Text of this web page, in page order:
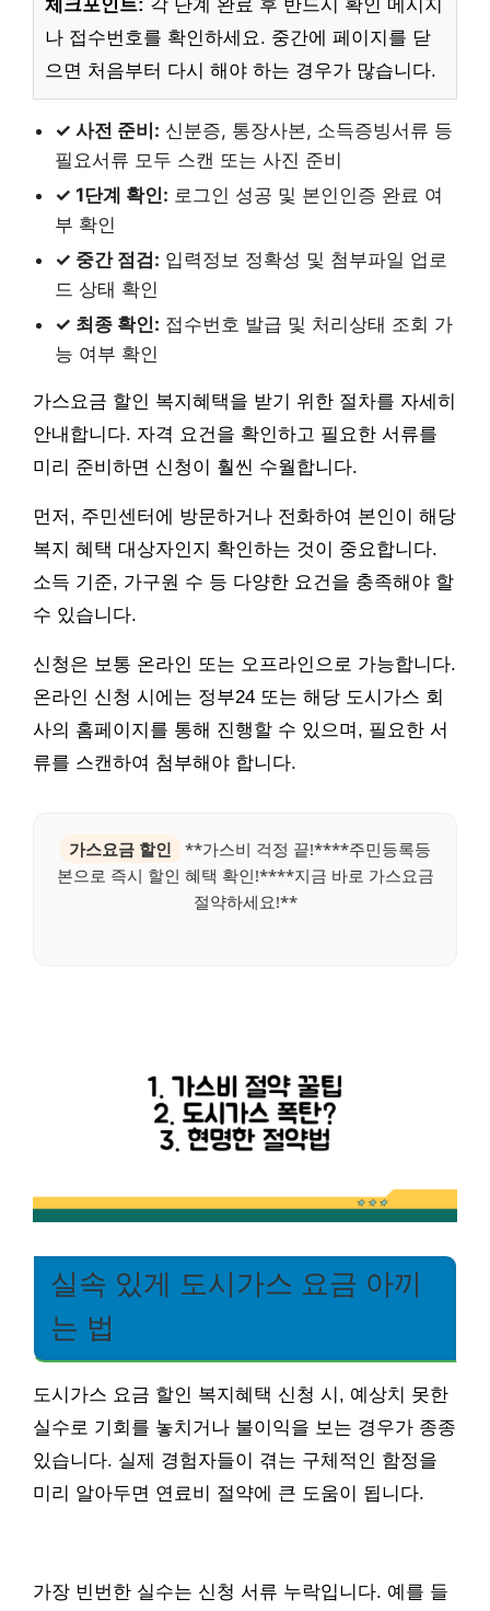
체크포인트: 각 단계 완료 후 반드시 확인 메시지
나 접수번호를 확인하세요. 중간에 페이지를 닫
으면 처음부터 다시 해야 하는 경우가 많습니다.
✓ 사전 준비: 신분증, 통장사본, 소득증빙서류 등
필요서류 모두 스캔 또는 사진 준비
✓ 1단계 확인: 로그인 성공 및 본인인증 완료 여
부 확인
✓ 중간 점검: 입력정보 정확성 및 첨부파일 업로
드 상태 확인
✓ 최종 확인: 접수번호 발급 및 처리상태 조회 가
능 여부 확인
가스요금 할인 복지혜택을 받기 위한 절차를 자세히
안내합니다. 자격 요건을 확인하고 필요한 서류를
미리 준비하면 신청이 훨씬 수월합니다.
먼저, 주민센터에 방문하거나 전화하여 본인이 해당
복지 혜택 대상자인지 확인하는 것이 중요합니다.
소득 기준, 가구원 수 등 다양한 요건을 충족해야 할
수 있습니다.
신청은 보통 온라인 또는 오프라인으로 가능합니다.
온라인 신청 시에는 정부24 또는 해당 도시가스 회
사의 홈페이지를 통해 진행할 수 있으며, 필요한 서
류를 스캔하여 첨부해야 합니다.
가스요금 할인
**가스비 걱정 끝!****주민등록등
본으로 즉시 할인 혜택 확인!****지금 바로 가스요금
절약하세요!**
실속 있게 도시가스 요금 아끼
는 법
도시가스 요금 할인 복지혜택 신청 시, 예상치 못한
실수로 기회를 놓치거나 불이익을 보는 경우가 종종
있습니다. 실제 경험자들이 겪는 구체적인 함정을
미리 알아두면 연료비 절약에 큰 도움이 됩니다.
가장 빈번한 실수는 신청 서류 누락입니다. 예를 들